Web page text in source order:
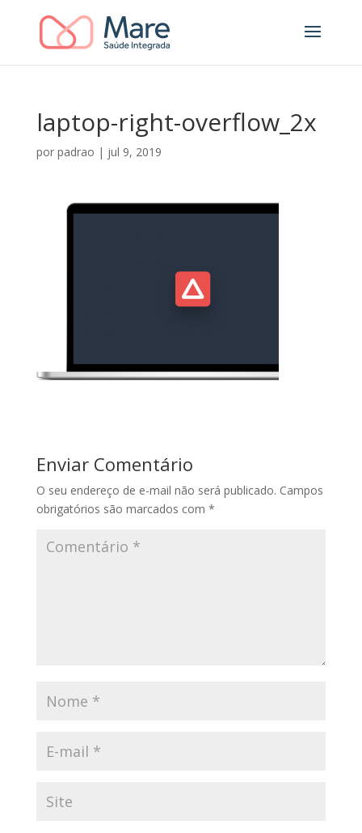
laptop-right-overflow_2x
por padrao | jul 9, 2019
Enviar Comentário
O seu endereço de e-mail não será publicado. Campos
obrigatórios são marcados com *